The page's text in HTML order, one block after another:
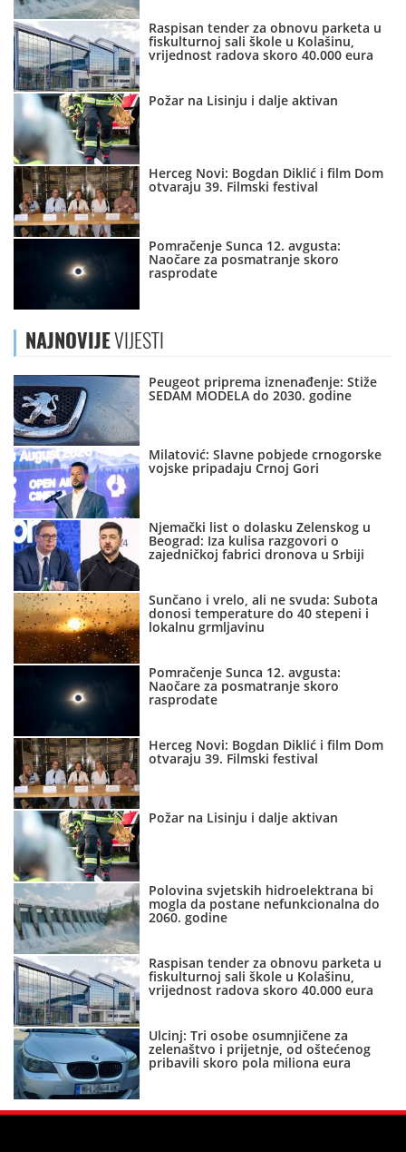
Raspisan tender za obnovu parketa u
fiskulturnoj sali škole u Kolašinu,
vrijednost radova skoro 40.000 eura
Požar na Lisinju i dalje aktivan
Herceg Novi: Bogdan Diklić i film Dom
otvaraju 39. Filmski festival
Pomračenje Sunca 12. avgusta:
Naočare za posmatranje skoro
rasprodate
NAJNOVIJEVIJESTI
Peugeot priprema iznenađenje: Stiže
SEDAM MODELA do 2030. godine
Milatović: Slavne pobjede crnogorske
vojske pripadaju Crnoj Gori
Njemački list o dolasku Zelenskog u
Beograd: Iza kulisa razgovori o
zajedničkoj fabrici dronova u Srbiji
Sunčano i vrelo, ali ne svuda: Subota
donosi temperature do 40 stepeni i
lokalnu grmljavinu
Pomračenje Sunca 12. avgusta:
Naočare za posmatranje skoro
rasprodate
Herceg Novi: Bogdan Diklić i film Dom
otvaraju 39. Filmski festival
Požar na Lisinju i dalje aktivan
Polovina svjetskih hidroelektrana bi
mogla da postane nefunkcionalna do
2060. godine
Raspisan tender za obnovu parketa u
fiskulturnoj sali škole u Kolašinu,
vrijednost radova skoro 40.000 eura
Ulcinj: Tri osobe osumnjičene za
zelenaštvo i prijetnje, od oštećenog
pribavili skoro pola miliona eura